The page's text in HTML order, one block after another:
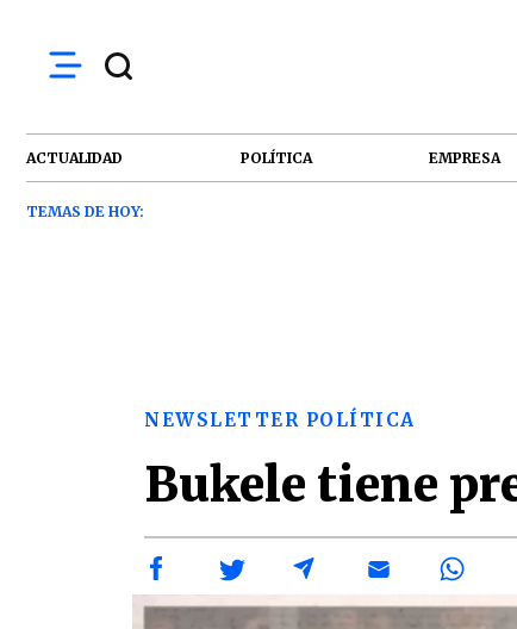
ACTUALIDAD POLÍTICA EMPRESA
TEMAS DE HOY:
NEWSLETTER POLÍTICA
Bukele tiene